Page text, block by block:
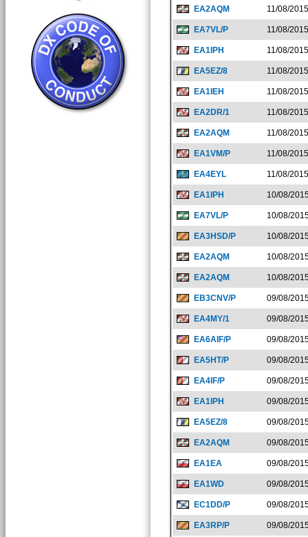
EA2AQM 11/08/2015
EA7VL/P 11/08/2015
EA1IPH 11/08/2015
EA5EZ/8 11/08/2015
EA1IEH 11/08/2015
EA2DR/1 11/08/2015
EA2AQM 11/08/2015
EA1VM/P 11/08/2015
EA4EYL 11/08/2015
EA1IPH 10/08/
EA7VL/P 10/08/
EA3HSD/P 10/08/
EA2AQM 10/08/
EA2AQM 10/08/
EB3CNV/P 09/08/
EA4MY/1 09/08/
EA6AIF/P 09/08/
EA5HT/P 09/08/
EA4IF/P 09/08/
EA1IPH 09/08/
EA5EZ/8 09/08/
EA2AQM 09/08/
EA1EA 09/08/
EA1WD 09/08/
EC1DD/P 09/08/
EA3RP/P 09/08/